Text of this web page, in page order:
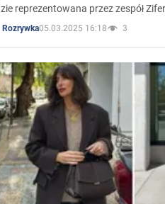
reprezentowana przez zespół
Rozrywka05.03.2025 16:18 3